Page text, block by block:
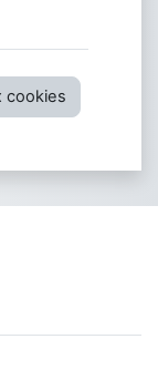
cookies